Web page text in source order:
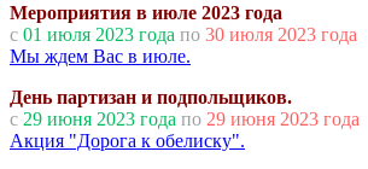
Мероприятия в июле 2023 года
с 01 июля 2023 года по 30 июля 2023 года
Мы ждем Вас в июле.
День партизан и подпольщиков.
с 29 июня 2023 года по 29 июня 2023 года
Акция "Дорога к обелиску".